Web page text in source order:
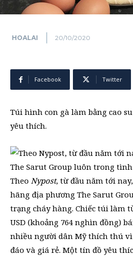
HOALAI 20/10/2020
Facebook Twitter
Túi hình con gà làm bằng cao
yêu thích.
Theo Nypost, từ đầu năm tới
hãng địa phương The Sarut
trạng cháy hàng. Chiếc túi làm
USD (khoảng 764 nghìn đồng)
nhiều người dân Mỹ thích thú
đáo và giá rẻ. Một tín đồ yêu